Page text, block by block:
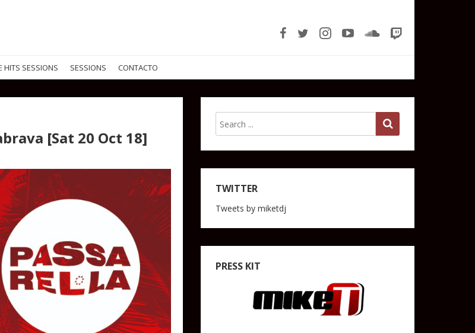
HITS SESSIONS SESSIONS CONTACTO
[Sat 20 Oct 18]
TWITTER
Tweets by miketdj
PRESS KIT